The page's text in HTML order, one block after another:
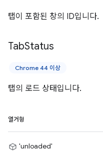
탭이 포함된 창의 ID입니다.
TabStatus
Chrome 44 이상
탭의 로드 상태입니다.
열거형
'unloaded'